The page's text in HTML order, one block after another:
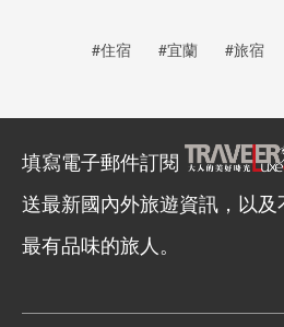
#住宿 #宜蘭 #旅宿
填寫電子郵件訂閱
送最新國內外旅遊資訊，以
最有品味的旅人。